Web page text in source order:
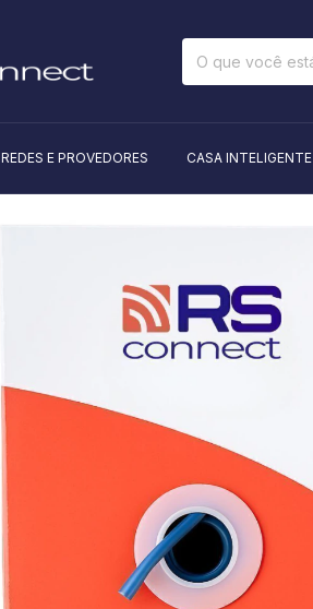
REDES E PROVEDORES CASA INTELIGENTE